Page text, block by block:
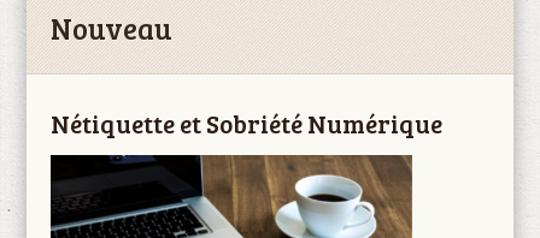
Nouveau
Nétiquette et Sobriété Numérique